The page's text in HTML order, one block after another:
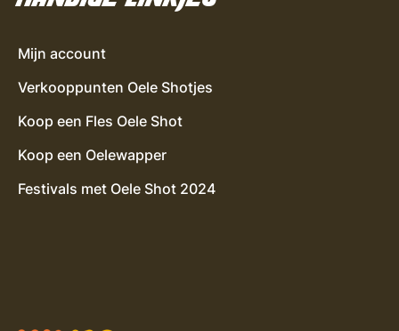
Mijn account
Verkooppunten Oele Shotjes
Koop een Fles Oele Shot
Koop een Oelewapper
Festivals met Oele Shot 2024